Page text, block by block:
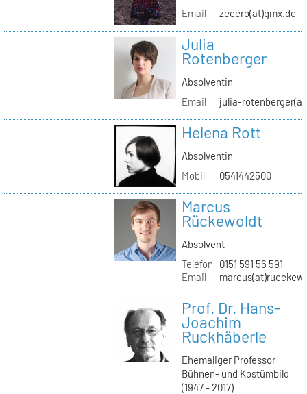
Email
zeeero(at)gmx.de
Julia
Rotenberger
Absolventin
Email
julia-
Helena Rott
Absolventin
Mobil
0541442500
Marcus
Rückewoldt
Absolvent
Telefon
0151 591 56 591
Email
Prof. Dr. Hans-
Joachim
Ruckhäberle
Ehemaliger Professor
Bühnen- und Kostümbild
(1947 - 2017)